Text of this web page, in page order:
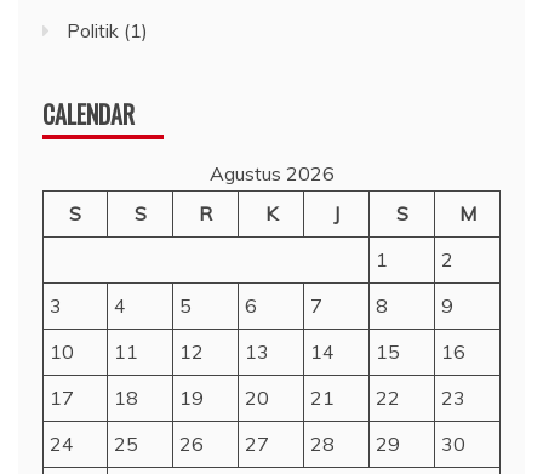
Politik (1)
CALENDAR
Agustus 2026
S
S R K J S
M
1
2
3
4 5 6 7 8
9
10
11 12 13 14 15
16
17
18 19 20 21 22
23
24
25 26 27 28 29
30